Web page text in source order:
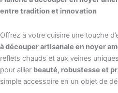
entre tradition et innovation
Offrez à votre cuisine une touche
à découper artisanale en noyer
reflets chauds et aux veines
pour allier beauté, robustesse et
simple accessoire en un objet de